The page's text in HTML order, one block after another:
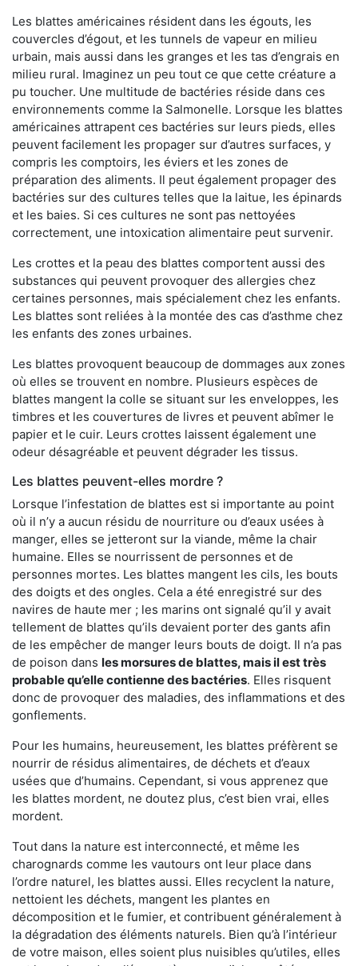
Les blattes américaines résident dans les égouts, les
couvercles d’égout, et les tunnels de vapeur en milieu
urbain, mais aussi dans les granges et les tas d’engrais en
milieu rural. Imaginez un peu tout ce que cette créature a
pu toucher. Une multitude de bactéries réside dans ces
environnements comme la Salmonelle. Lorsque les blattes
américaines attrapent ces bactéries sur leurs pieds, elles
peuvent facilement les propager sur d’autres surfaces, y
compris les comptoirs, les éviers et les zones de
préparation des aliments. Il peut également propager des
bactéries sur des cultures telles que la laitue, les épinards
et les baies. Si ces cultures ne sont pas nettoyées
correctement, une intoxication alimentaire peut survenir.
Les crottes et la peau des blattes comportent aussi des
substances qui peuvent provoquer des allergies chez
certaines personnes, mais spécialement chez les enfants.
Les blattes sont reliées à la montée des cas d’asthme chez
les enfants des zones urbaines.
Les blattes provoquent beaucoup de dommages aux zones
où elles se trouvent en nombre. Plusieurs espèces de
blattes mangent la colle se situant sur les enveloppes, les
timbres et les couvertures de livres et peuvent abîmer le
papier et le cuir. Leurs crottes laissent également une
odeur désagréable et peuvent dégrader les tissus.
Les blattes peuvent-elles mordre ?
Lorsque l’infestation de blattes est si importante au point
où il n’y a aucun résidu de nourriture ou d’eaux usées à
manger, elles se jetteront sur la viande, même la chair
humaine. Elles se nourrissent de personnes et de
personnes mortes. Les blattes mangent les cils, les bouts
des doigts et des ongles. Cela a été enregistré sur des
navires de haute mer ; les marins ont signalé qu’il y avait
tellement de blattes qu’ils devaient porter des gants afin
de les empêcher de manger leurs bouts de doigt. Il n’a pas
de poison dans les morsures de blattes, mais il est très
probable qu’elle contienne des bactéries. Elles risquent
donc de provoquer des maladies, des inflammations et des
gonflements.
Pour les humains, heureusement, les blattes préfèrent se
nourrir de résidus alimentaires, de déchets et d’eaux
usées que d’humains. Cependant, si vous apprenez que
les blattes mordent, ne doutez plus, c’est bien vrai, elles
mordent.
Tout dans la nature est interconnecté, et même les
charognards comme les vautours ont leur place dans
l’ordre naturel, les blattes aussi. Elles recyclent la nature,
nettoient les déchets, mangent les plantes en
décomposition et le fumier, et contribuent généralement à
la dégradation des éléments naturels. Bien qu’à l’intérieur
de votre maison, elles soient plus nuisibles qu’utiles, elles